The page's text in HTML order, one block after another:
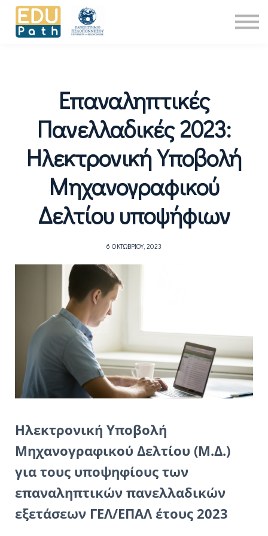
Είσοδος
Επαναληπτικές
Πανελλαδικές 2023:
Ηλεκτρονική Υποβολή
Μηχανογραφικού
Δελτίου υποψήφιων
6 ΟΚΤΩΒΡΊΟΥ, 2023
Ηλεκτρονική Υποβολή
Μηχανογραφικού Δελτίου (Μ.Δ.)
για τους υποψηφίους των
επαναληπτικών πανελλαδικών
εξετάσεων ΓΕΛ/ΕΠΑΛ έτους 2023